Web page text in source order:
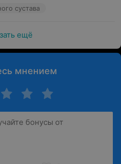
сустава
ещё
мнением